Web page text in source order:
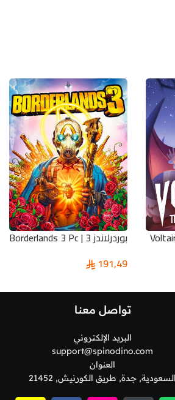
بوردرلاندز 3 | Borderlands 3 Pc
191,49
تواصل معنا
البريد الإلكتروني
support@spinodino.com
العنوان
السعودية, جدة, طريق الكورنيش, 21452